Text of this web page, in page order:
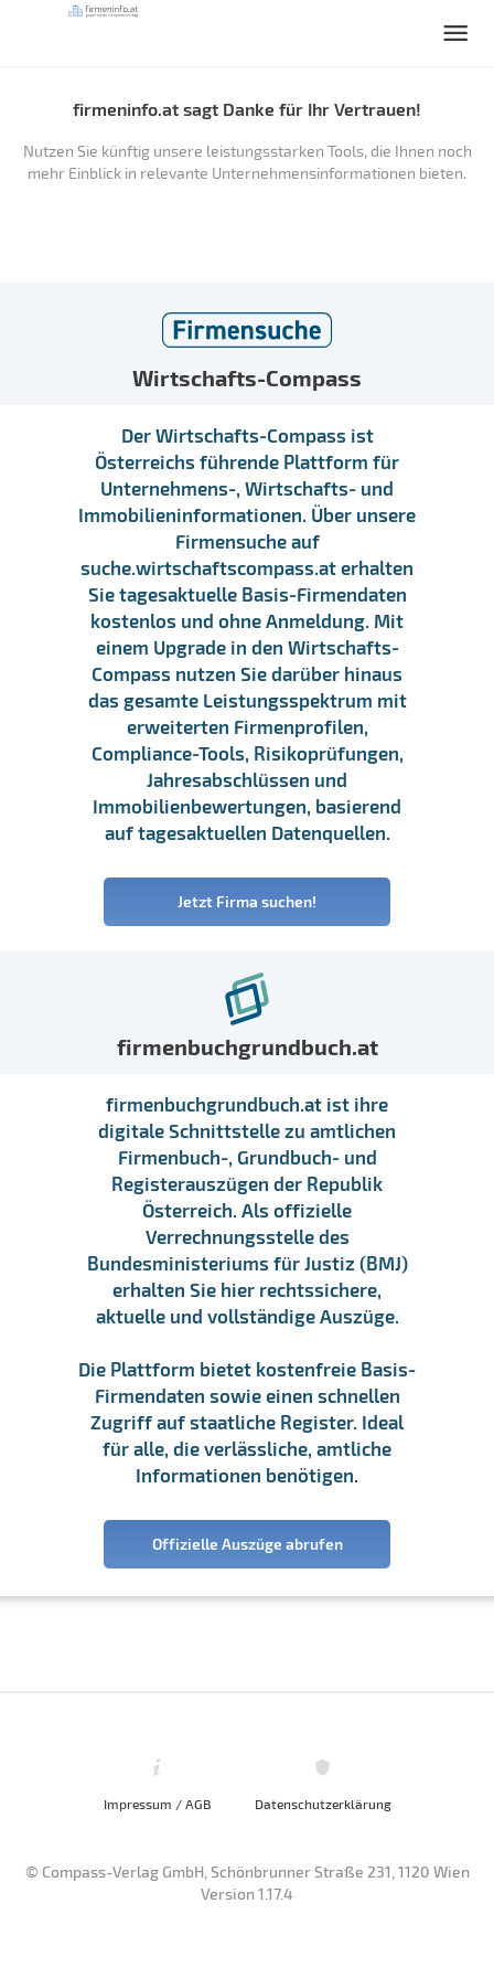
firmeninfo.at sagt Danke für Ihr Vertrauen!
Nutzen Sie künftig unsere leistungsstarken Tools, die Ihnen noch
mehr Einblick in relevante Unternehmensinformationen bieten.
Wirtschafts-Compass
Der Wirtschafts-Compass ist
Österreichs führende Plattform für
Unternehmens-, Wirtschafts- und
Immobilieninformationen. Über unsere
Firmensuche auf
suche.wirtschaftscompass.at erhalten
Sie tagesaktuelle Basis-Firmendaten
kostenlos und ohne Anmeldung. Mit
einem Upgrade in den Wirtschafts-
Compass nutzen Sie darüber hinaus
das gesamte Leistungsspektrum mit
erweiterten Firmenprofilen,
Compliance-Tools, Risikoprüfungen,
Jahresabschlüssen und
Immobilienbewertungen, basierend
auf tagesaktuellen Datenquellen.
Jetzt Firma suchen!
firmenbuchgrundbuch.at
firmenbuchgrundbuch.at ist ihre
digitale Schnittstelle zu amtlichen
Firmenbuch-, Grundbuch- und
Registerauszügen der Republik
Österreich. Als offizielle
Verrechnungsstelle des
Bundesministeriums für Justiz (BMJ)
erhalten Sie hier rechtssichere,
aktuelle und vollständige Auszüge.
Die Plattform bietet kostenfreie Basis-
Firmendaten sowie einen schnellen
Zugriff auf staatliche Register. Ideal
für alle, die verlässliche, amtliche
Informationen benötigen.
Offizielle Auszüge abrufen
Impressum / AGB Datenschutzerklärung
© Compass-Verlag GmbH, Schönbrunner Straße 231, 1120 Wien
Version 1.17.4